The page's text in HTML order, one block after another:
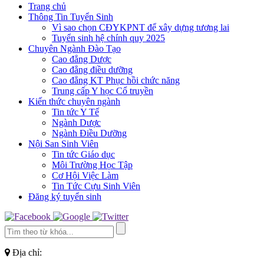
Trang chủ
Thông Tin Tuyển Sinh
Vì sao chọn CĐYKPNT để xây dựng tương lai
Tuyển sinh hệ chính quy 2025
Chuyên Ngành Đào Tạo
Cao đẳng Dược
Cao đẳng điều dưỡng
Cao đẳng KT Phục hồi chức năng
Trung cấp Y học Cổ truyền
Kiến thức chuyên ngành
Tin tức Y Tế
Ngành Dược
Ngành Điều Dưỡng
Nội San Sinh Viên
Tin tức Giáo dục
Môi Trường Học Tập
Cơ Hội Việc Làm
Tin Tức Cựu Sinh Viên
Đăng ký tuyển sinh
Địa chỉ: